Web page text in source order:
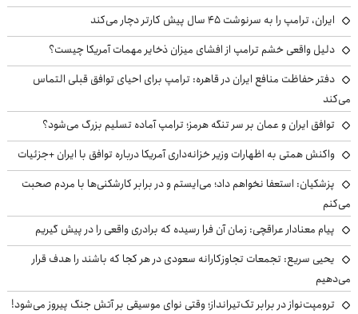
ایران، ترامپ را به سرنوشت ۴۵ سال پیش کارتر دچار می‌کند
دلیل واقعی خشم ترامپ از افشای میزان ذخایر مهمات آمریکا چیست؟
دفتر حفاظت منافع ایران در قاهره: ترامپ برای احیای توافق قبلی التماس
می‌کند
توافق ایران و عمان بر سر تنگه هرمز؛ ترامپ آماده تسلیم بزرگ می‌شود؟
واکنش همتی به اظهارات وزیر خزانه‌داری آمریکا درباره توافق با ایران +جزئیات
پزشکیان: استعفا نخواهم داد؛ می‌ایستم و در برابر کارشکنی‌ها با مردم صحبت
می‌کنم
پیام معنادار عراقچی: زمان آن فرا رسیده که برادری واقعی را در پیش گیریم
یحیی سریع: تجمعات تجاوزکارانه سعودی در هر کجا که باشند را هدف قرار
می‌دهیم
ترومپت‌نواز در برابر تک‌تیرانداز؛ وقتی نوای موسیقی بر آتش جنگ پیروز می‌شود!